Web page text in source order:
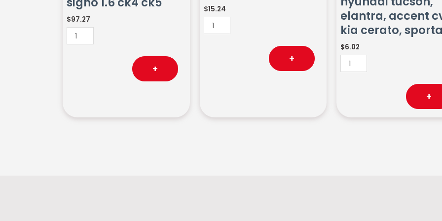
$97.27
signo
1.6
ck4
ck5
+
$15.24
2.0
cantidad
+
elantra, accent
kia cerato,
$6.02
kia
cerato,
sportage
cantidad
+